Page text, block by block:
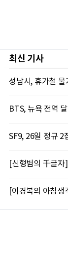
최신 기사
[신형범의 千글자
[이경복의 아침생